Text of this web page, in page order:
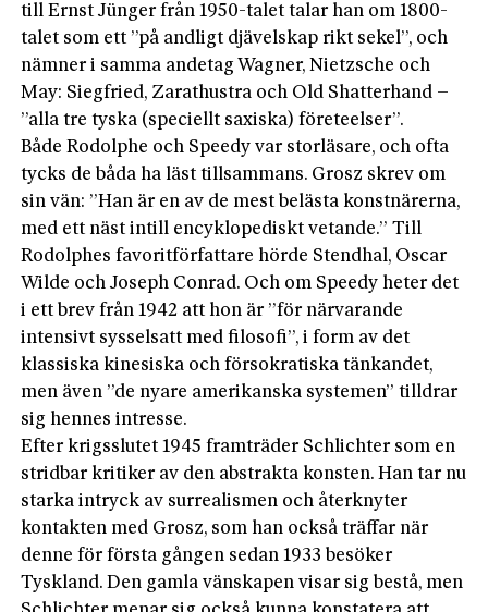
till Ernst Jünger från 1950-talet talar han om 1800-
talet som ett ”på andligt djävelskap rikt sekel”, och
nämner i samma andetag Wagner, Nietzsche och
May: Siegfried, Zarathustra och Old Shatterhand –
”alla tre tyska (speciellt saxiska) företeelser”.
Både Rodolphe och Speedy var storläsare, och ofta
tycks de båda ha läst tillsammans. Grosz skrev om
sin vän: ”Han är en av de mest belästa konstnärerna,
med ett näst intill encyklopediskt vetande.” Till
Rodolphes favoritförfattare hörde Sten­dhal, Oscar
Wilde och Joseph Conrad. Och om Speedy heter det
i ett brev från 1942 att hon är ”för närvarande
intensivt sysselsatt med filosofi”, i form av det
klassiska kinesiska och försokratiska tänkandet,
men även ”de nyare amerikanska systemen” tilldrar
sig hennes intresse.
Efter krigsslutet 1945 framträder Schlichter som en
stridbar kritiker av den abstrakta konsten. Han tar nu
starka intryck av surrealismen och återknyter
kontakten med Grosz, som han också träffar när
denne för första gången sedan 1933 besöker
Tyskland. Den gamla vänskapen visar sig bestå, men